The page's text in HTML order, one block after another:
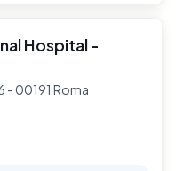
Hospital -
- 00191 Roma